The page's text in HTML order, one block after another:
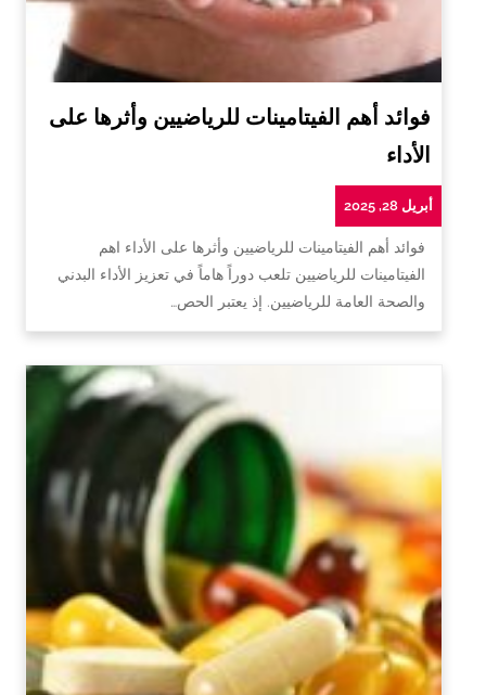
فوائد أهم الفيتامينات للرياضيين وأثرها على
الأداء
أبريل 28, 2025
فوائد أهم الفيتامينات للرياضيين وأثرها على الأداء اهم
الفيتامينات للرياضيين تلعب دوراً هاماً في تعزيز الأداء البدني
والصحة العامة للرياضيين. إذ يعتبر الحص…